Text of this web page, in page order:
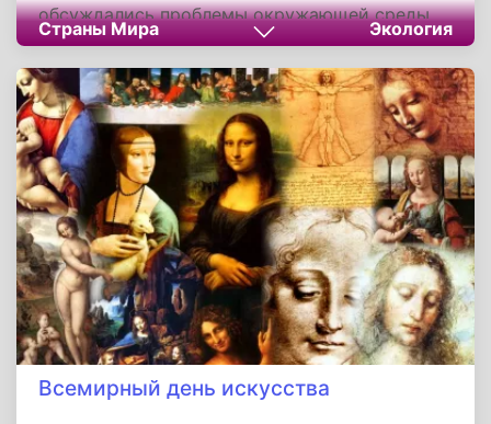
обсуждались проблемы окружающей среды,
было подчеркнуто огромное значение
экологического образования населения всех
стран мира в реализации стратегии
выживания и для устойчивого развития.
Страны Мира Экология
Всемирный день искусства